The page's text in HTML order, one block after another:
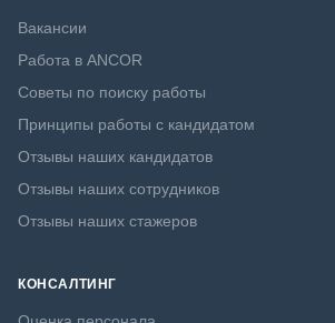
Вакансии
Работа в ANCOR
Советы по поиску работы
Принципы работы с кандидатом
Отзывы наших кандидатов
Отзывы наших сотрудников
Отзывы наших стажеров
КОНСАЛТИНГ